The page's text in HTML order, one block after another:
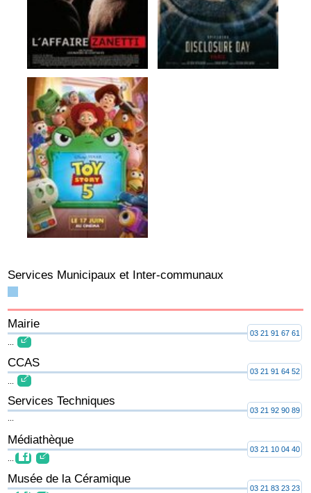
Services Municipaux et Inter-communaux
Mairie
03 21 91 67 61
CCAS
03 21 91 64 52
Services Techniques
...
03 21 92 90 89
Médiathèque
03 21 10 04 40
Musée de la Céramique
03 21 83 23 23